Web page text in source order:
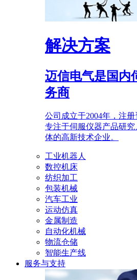
解决方案
迈信电气是国内
务商
公司成立于2004年，注册
专注于伺服仪器产品研
体的高新技术企业。
工业机器人
数控机床
纺织加工
包装机械
汽车工业
运动仿真
金属制造
自动化机械
物流仓储
智能生产线
服务与支持